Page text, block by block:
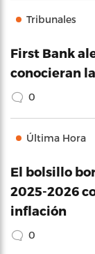
Tribunales
First Bank
conocieran
0
Última Hora
El bolsillo
2025-2026
inflación
0